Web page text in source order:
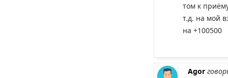
том к
т.д. на мой
на +100500
Agor